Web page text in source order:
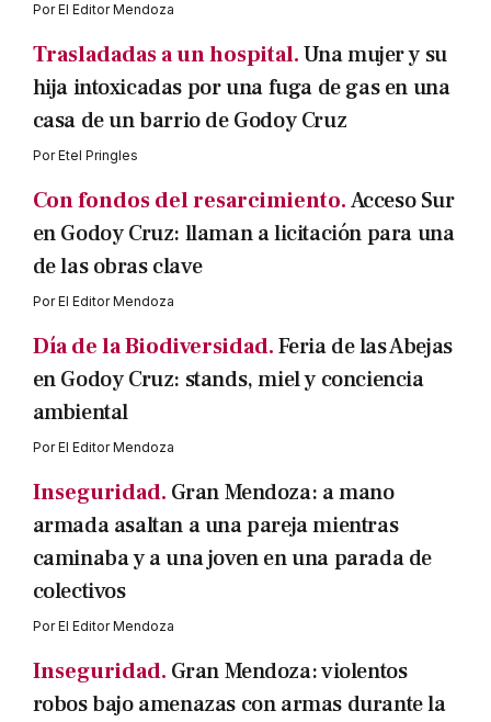
PorEl Editor Mendoza
Trasladadas a un hospital.Una mujer y su
hija intoxicadas por una fuga de gas en una
casa de un barrio de Godoy Cruz
PorEtel Pringles
Con fondos del resarcimiento.Acceso Sur
en Godoy Cruz: llaman a licitación para una
de las obras clave
PorEl Editor Mendoza
Día de la Biodiversidad.Feria de las Abejas
en Godoy Cruz: stands, miel y conciencia
ambiental
PorEl Editor Mendoza
Inseguridad. Gran Mendoza: a mano
armada asaltan a una pareja mientras
caminaba y a una joven en una parada de
colectivos
PorEl Editor Mendoza
Inseguridad. Gran Mendoza: violentos
robos bajo amenazas con armas durante la